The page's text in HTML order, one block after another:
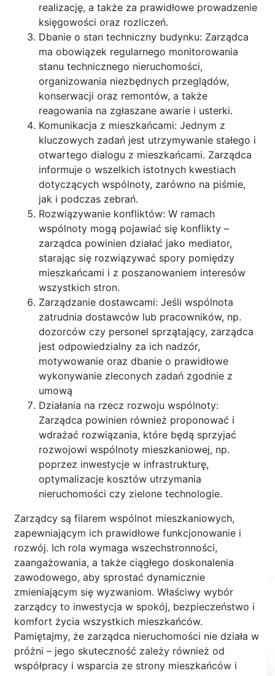
realizację, a także za prawidłowe prowadzenie
księgowości oraz rozliczeń.
Dbanie o stan techniczny budynku: Zarządca
ma obowiązek regularnego monitorowania
stanu technicznego nieruchomości,
organizowania niezbędnych przeglądów,
konserwacji oraz remontów, a także
reagowania na zgłaszane awarie i usterki.
Komunikacja z mieszkańcami: Jednym z
kluczowych zadań jest utrzymywanie stałego i
otwartego dialogu z mieszkańcami. Zarządca
informuje o wszelkich istotnych kwestiach
dotyczących wspólnoty, zarówno na piśmie,
jak i podczas zebrań.
Rozwiązywanie konfliktów: W ramach
wspólnoty mogą pojawiać się konflikty –
zarządca powinien działać jako mediator,
starając się rozwiązywać spory pomiędzy
mieszkańcami i z poszanowaniem interesów
wszystkich stron.
Zarządzanie dostawcami: Jeśli wspólnota
zatrudnia dostawców lub pracowników, np.
dozorców czy personel sprzątający, zarządca
jest odpowiedzialny za ich nadzór,
motywowanie oraz dbanie o prawidłowe
wykonywanie zleconych zadań zgodnie z
umową
Działania na rzecz rozwoju wspólnoty:
Zarządca powinien również proponować i
wdrażać rozwiązania, które będą sprzyjać
rozwojowi wspólnoty mieszkaniowej, np.
poprzez inwestycje w infrastrukturę,
optymalizacje kosztów utrzymania
nieruchomości czy zielone technologie.
Zarządcy są filarem wspólnot mieszkaniowych,
zapewniającym ich prawidłowe funkcjonowanie i
rozwój. Ich rola wymaga wszechstronności,
zaangażowania, a także ciągłego doskonalenia
zawodowego, aby sprostać dynamicznie
zmieniającym się wyzwaniom. Właściwy wybór
zarządcy to inwestycja w spokój, bezpieczeństwo i
komfort życia wszystkich mieszkańców.
Pamiętajmy, że zarządca nieruchomości nie działa w
próżni – jego skuteczność zależy również od
współpracy i wsparcia ze strony mieszkańców i